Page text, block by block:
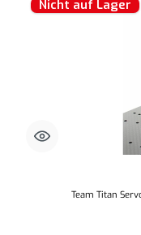
Nicht auf Lager
Team Titan